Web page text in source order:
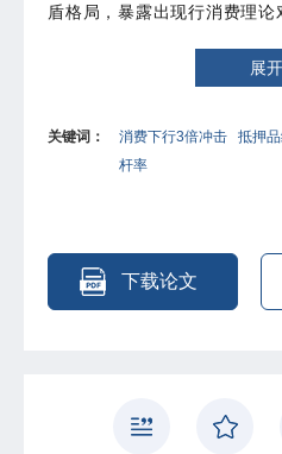
盾格局，暴露出现行消费理
全垫与杠杆率——双指标双向
完整因果链条。研究发现：抵
性相关，上行周期同向变动，
后形成共振放大。最核心的发
应非线性跳升，叠加下跌加速
部冲击与偿债压力五层因素，
展开
关键词： 消费下行3倍冲击 抵押
杆率
下载论文